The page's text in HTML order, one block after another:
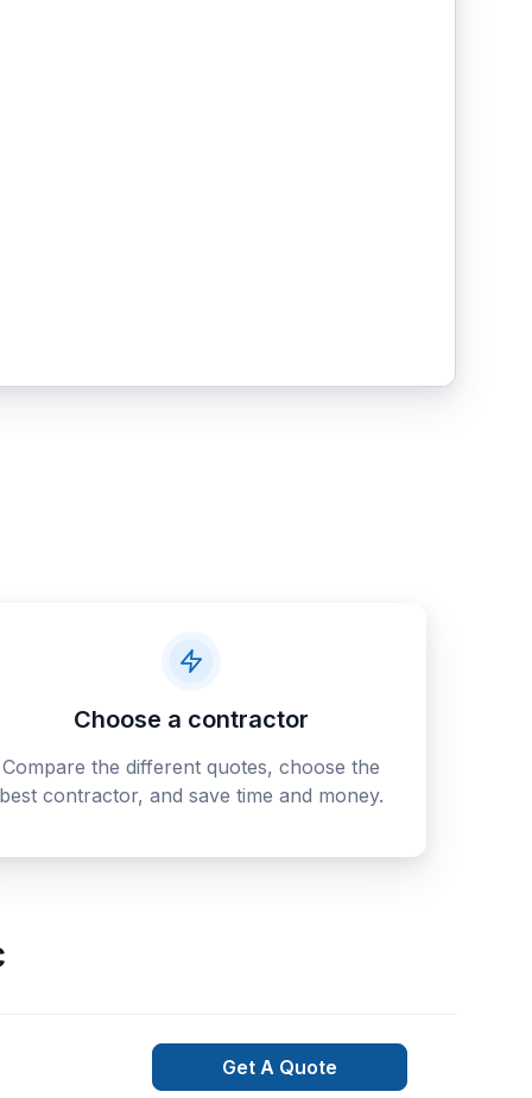
Choose a contractor
Compare the different quotes, choose the
best contractor, and save time and money.
Get A Quote